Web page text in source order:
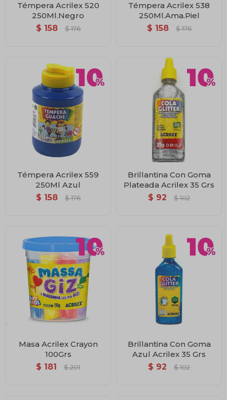
Témpera Acrilex 520
250Ml.Negro
$ 158 $ 176
Témpera Acrilex 538
250Ml.Ama.Piel
$ 158 $ 176
Témpera Acrilex 559
250Ml Azul
$ 158 $ 176
Brillantina Con Goma
Plateada Acrilex 35 Grs
$ 92 $ 102
Masa Acrilex Crayon
100Grs
$ 181 $ 201
Brillantina Con Goma
Azul Acrilex 35 Grs
$ 92 $ 102